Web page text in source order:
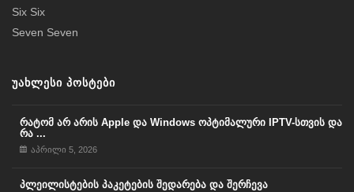
Six Six
Seven Seven
ᲣᲐᲮᲚᲔᲡᲘ ᲞᲝᲡᲢᲔᲑᲘ
რატომ არ არის Apple და Windows ოპტიმალური IPTV-სთვის და
რა ...
აპრილი 5, 2026
პლეილისტების პაკეტების შედარება და შერჩევა